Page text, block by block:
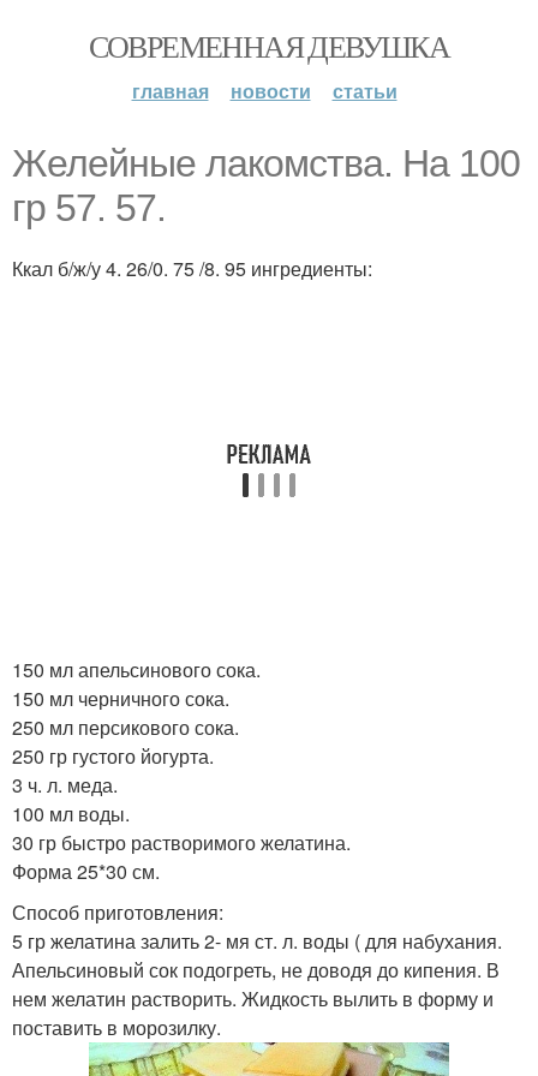
СОВРЕМЕННАЯ ДЕВУШКА
главная новости статьи
Желейные лакомства. На 100
гр 57. 57.
Ккал б/ж/у 4. 26/0. 75 /8. 95 ингредиенты:
150 мл апельсинового сока.
150 мл черничного сока.
250 мл персикового сока.
250 гр густого йогурта.
3 ч. л. меда.
100 мл воды.
30 гр быстро растворимого желатина.
Форма 25*30 см.
Способ приготовления:
5 гр желатина залить 2- мя ст. л. воды ( для набухания.
Апельсиновый сок подогреть, не доводя до кипения. В
нем желатин растворить. Жидкость вылить в форму и
поставить в морозилку.